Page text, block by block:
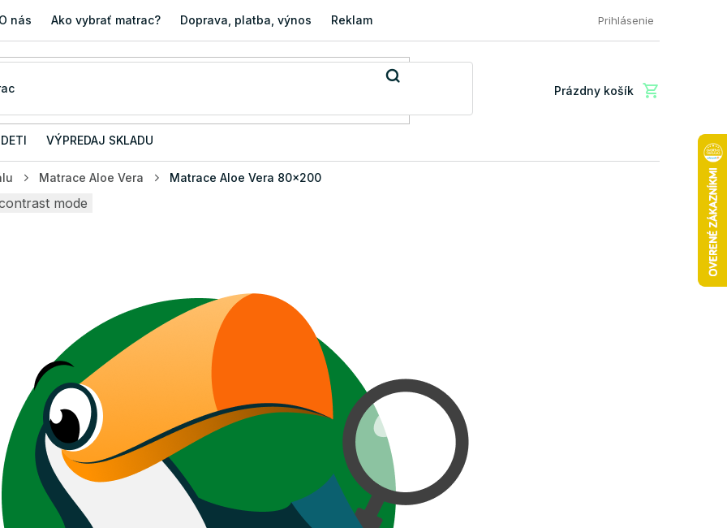
O nás Ako vybrať matrac? Doprava, platba, výnos Reklamácia a vrátenie tovaru FAQ: Najčastejšie otázky zákazníkov
Prihlásenie
Nákupný
Prázdny košík
VÝPREDAJ SKLADU
Matrace Aloe Vera Matrace Aloe Vera 80x200
mode